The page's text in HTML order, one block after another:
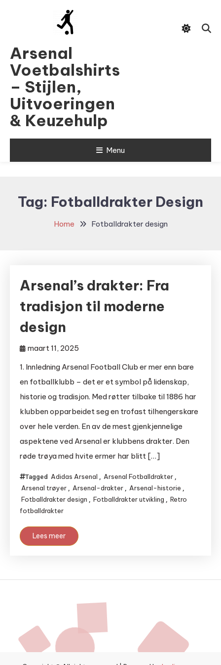
Arsenal
Voetbalshirts
– Stijlen,
Uitvoeringen
& Keuzehulp
Menu
Tag: Fotballdrakter Design
Home Fotballdrakter design
Arsenal’s drakter: Fra
tradisjon til moderne
design
maart 11, 2025
1. Innledning Arsenal Football Club er mer enn bare
en fotballklubb – det er et symbol på lidenskap,
historie og tradisjon. Med røtter tilbake til 1886 har
klubben opparbeidet seg en trofast tilhengerskare
over hele verden. En av de mest gjenkjennelige
aspektene ved Arsenal er klubbens drakter. Den
røde trøya med hvite ermer har blitt […]
Tagged Adidas Arsenal , Arsenal Fotballdrakter ,
Arsenal trøyer , Arsenal-drakter , Arsenal-historie ,
Fotballdrakter design , Fotballdrakter utvikling , Retro
fotballdrakter
Lees meer